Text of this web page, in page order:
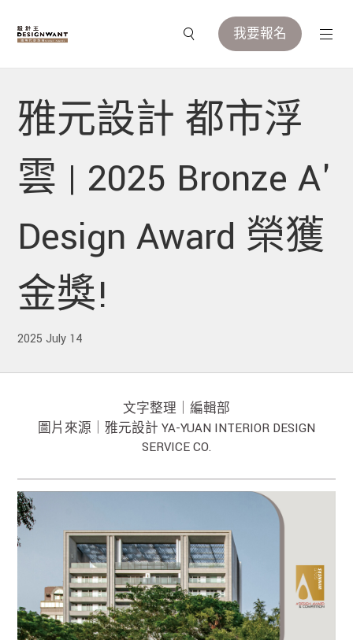
我要報名
雅元設計 都市浮
雲 | 2025 Bronze A'
Design Award 榮獲
金獎!
2025 July 14
文字整理｜編輯部
圖片來源｜雅元設計 YA-YUAN INTERIOR DESIGN
SERVICE CO.